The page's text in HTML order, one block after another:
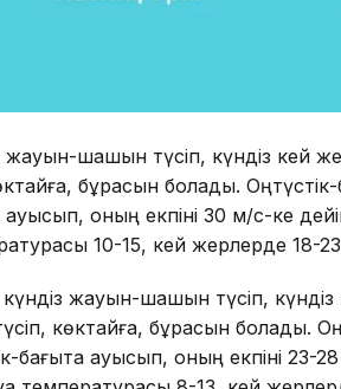
шашын түсіп, күндіз кей
бұрқасын болады.
ауысып, оның екпіні 30 м/с-ке
10-15, кей жерлерде 18-
жауын-шашын түсіп, күндіз
көктайғақ, бұрқасын болады.
бағытқа ауысып, оның екпіні 23-